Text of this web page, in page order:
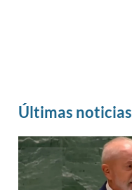
Últimas noticias